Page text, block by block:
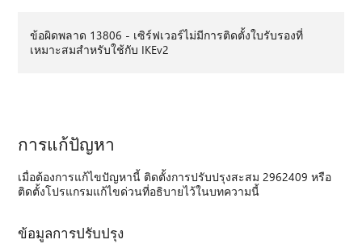
ข้อผิดพลาด 13806 - เซิร์ฟเวอร์ไม่มีการติดตั้งใบรับรองที่
เหมาะสมสำหรับใช้กับ IKEv2
การแก้ปัญหา
เมื่อต้องการแก้ไขปัญหานี้ ติดตั้งการปรับปรุงสะสม 2962409 หรือ
ติดตั้งโปรแกรมแก้ไขด่วนที่อธิบายไว้ในบทความนี้
ข้อมูลการปรับปรุง